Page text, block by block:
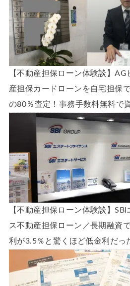
【不動産担保ローン体験談】
産担保カードローンを自宅担保
の80％査定！事務手数料無料で
【不動産担保ローン体験談】
ス不動産担保ローン／長期融資
利が3.5％と驚くほど低金利だっ